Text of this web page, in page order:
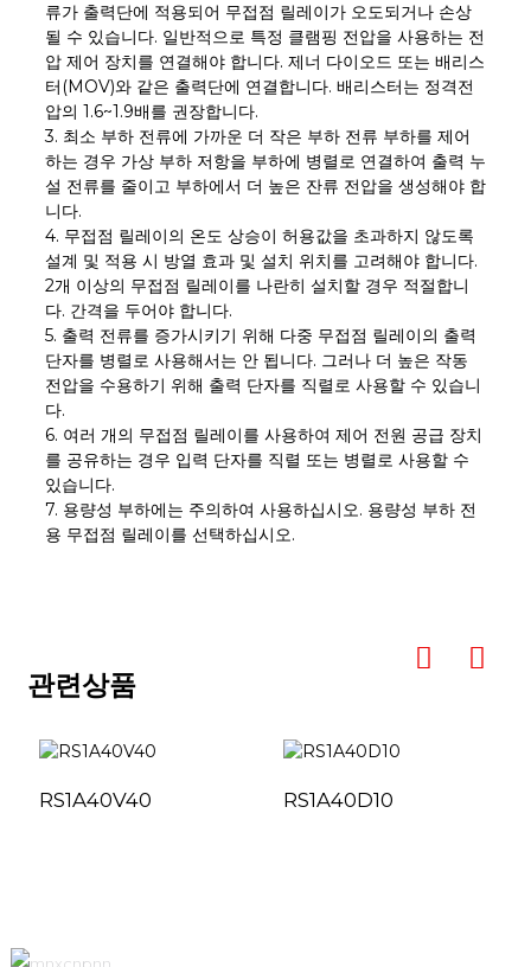
류가 출력단에 적용되어 무접점 릴레이가 오도되거나 손상
될 수 있습니다. 일반적으로 특정 클램핑 전압을 사용하는 전
압 제어 장치를 연결해야 합니다. 제너 다이오드 또는 배리스
터(MOV)와 같은 출력단에 연결합니다. 배리스터는 정격전
압의 1.6~1.9배를 권장합니다.
3. 최소 부하 전류에 가까운 더 작은 부하 전류 부하를 제어
하는 ​​경우 가상 부하 저항을 부하에 병렬로 연결하여 출력 누
설 전류를 줄이고 부하에서 더 높은 잔류 전압을 생성해야 합
니다.
4. 무접점 릴레이의 온도 상승이 허용값을 초과하지 않도록
설계 및 적용 시 방열 효과 및 설치 위치를 고려해야 합니다.
2개 이상의 무접점 릴레이를 나란히 설치할 경우 적절합니
다. 간격을 두어야 합니다.
5. 출력 전류를 증가시키기 위해 다중 무접점 릴레이의 출력
단자를 병렬로 사용해서는 안 됩니다. 그러나 더 높은 작동
전압을 수용하기 위해 출력 단자를 직렬로 사용할 수 있습니
다.
6. 여러 개의 무접점 릴레이를 사용하여 제어 전원 공급 장치
를 공유하는 경우 입력 단자를 직렬 또는 병렬로 사용할 수
있습니다.
7. 용량성 부하에는 주의하여 사용하십시오. 용량성 부하 전
용 무접점 릴레이를 선택하십시오.
관련상품
RS1A40V40 RS1A40D10